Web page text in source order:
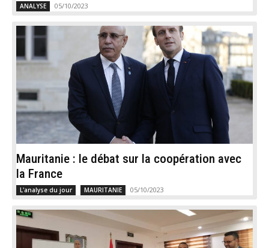
ANALYSE 05/10/2023
Mauritanie : le débat sur la coopération avec
la France
L'analyse du jour MAURITANIE 05/10/2023